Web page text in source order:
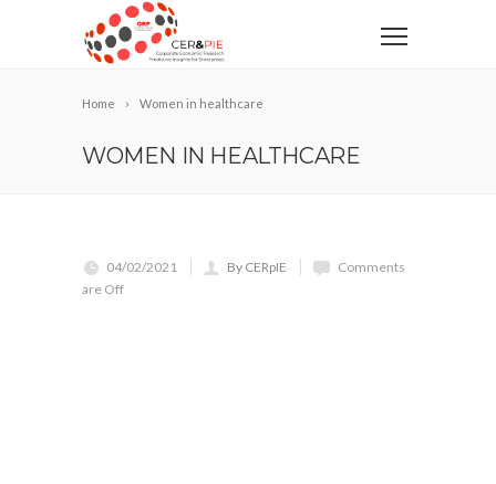
Home Women in healthcare
WOMEN IN HEALTHCARE
04/02/2021 By CERpIE
Comments
are Off